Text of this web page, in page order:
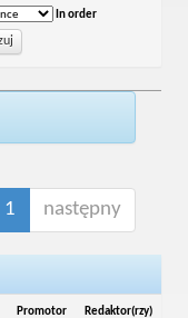
In order
1 następny
Promotor Redaktor(rzy)